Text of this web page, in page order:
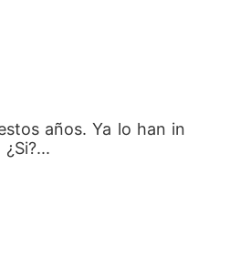
años. Ya lo han in